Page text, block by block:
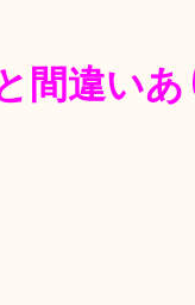
間違い